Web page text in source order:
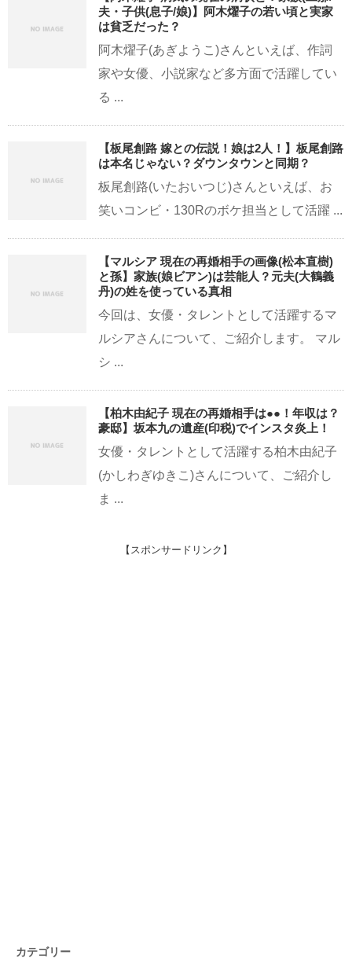
夫・子供(息子/娘)】阿木燿子の若い頃と実家
は貧乏だった？
阿木燿子(あぎようこ)さんといえば、作詞
家や女優、小説家など多方面で活躍してい
る ...
【板尾創路 嫁との伝説！娘は2人！】板尾創路
は本名じゃない？ダウンタウンと同期？
板尾創路(いたおいつじ)さんといえば、お
笑いコンビ・130Rのボケ担当として活躍 ...
【マルシア 現在の再婚相手の画像(松本直樹)
と孫】家族(娘ビアン)は芸能人？元夫(大鶴義
丹)の姓を使っている真相
今回は、女優・タレントとして活躍するマ
ルシアさんについて、ご紹介します。 マル
シ ...
【柏木由紀子 現在の再婚相手は●●！年収は？
豪邸】坂本九の遺産(印税)でインスタ炎上！
女優・タレントとして活躍する柏木由紀子
(かしわぎゆきこ)さんについて、ご紹介し
ま ...
【スポンサードリンク】
カテゴリー